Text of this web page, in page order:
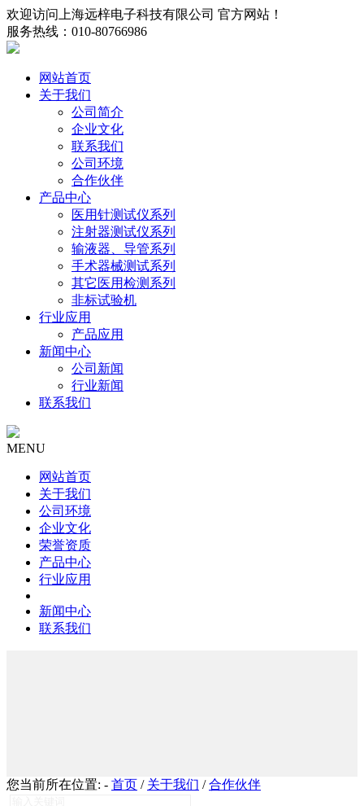
欢迎访问上海远梓电子科技有限公司 官方网站！
服务热线：010-80766986
网站首页
关于我们
公司简介
企业文化
联系我们
公司环境
合作伙伴
产品中心
医用针测试仪系列
注射器测试仪系列
输液器、导管系列
手术器械测试系列
其它医用检测系列
非标试验机
行业应用
产品应用
新闻中心
公司新闻
行业新闻
联系我们
MENU
网站首页
关于我们
公司环境
企业文化
荣誉资质
产品中心
行业应用
新闻中心
联系我们
您当前所在位置: - 首页 / 关于我们 /合作伙伴